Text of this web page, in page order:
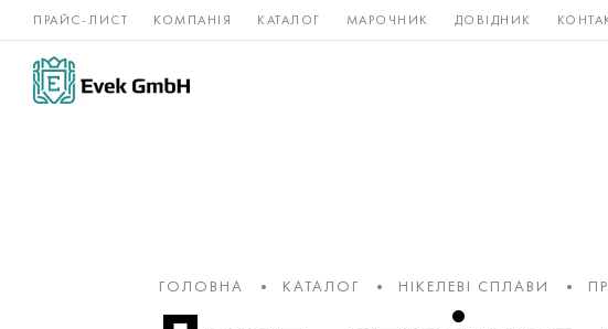
ПРАЙС-ЛИСТ КОМПАНІЯ КАТАЛОГ МАРОЧНИК ДОВІДНИК
Нікелеві
сплави
Рідкісні і
ГОЛОВНА КАТАЛОГ НІКЕЛЕВІ СПЛАВИ